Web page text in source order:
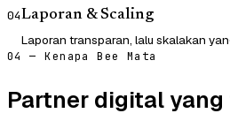
04Laporan & Scaling
Laporan transparan, lalu skalakan
04 — Kenapa Bee Mata
Partner digital